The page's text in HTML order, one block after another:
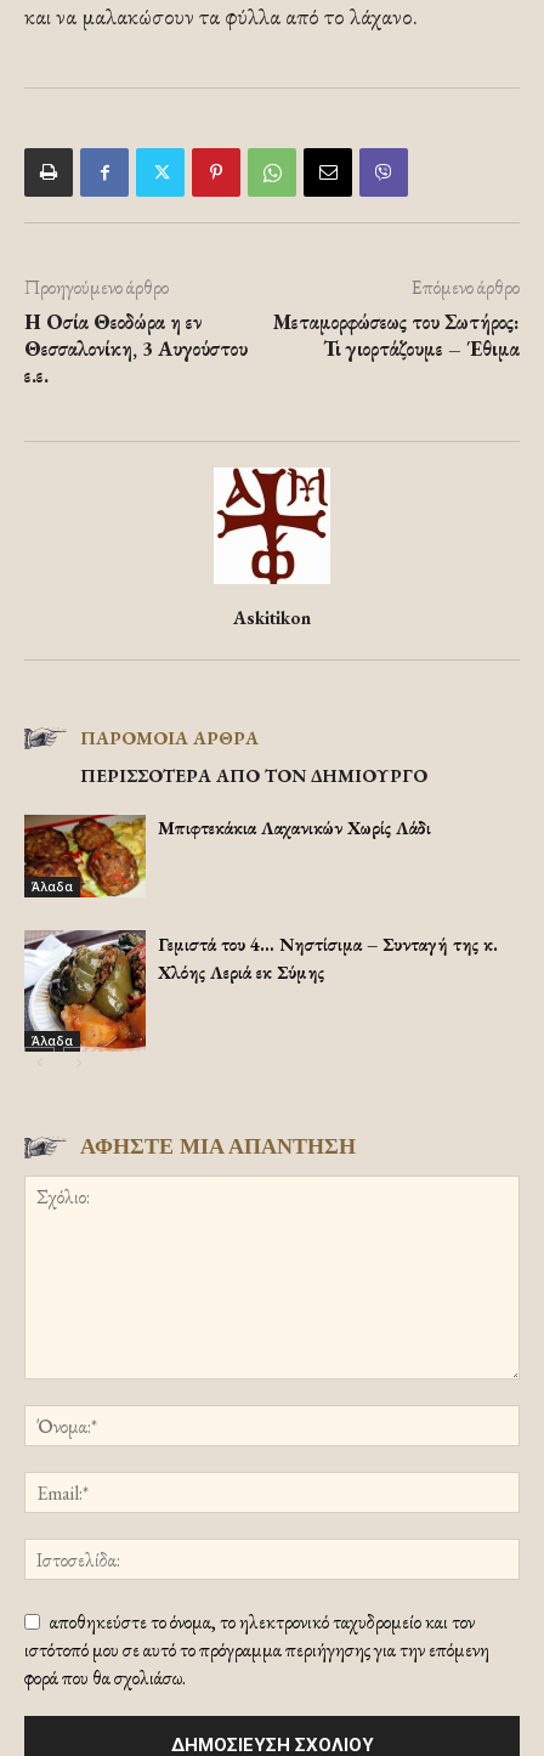
και να μαλακώσουν τα φύλλα από το λάχανο.
Προηγούμενο άρθρο
Η Οσία Θεοδώρα η εν
Θεσσαλονίκη, 3 Αυγούστου
ε.ε.
Επόμενο άρθρο
Μεταμορφώσεως του Σωτήρος:
Τι γιορτάζουμε – Έθιμα
Askitikon
ΠΑΡΟΜΟΙΑ ΑΡΘΡΑ
ΠΕΡΙΣΣΟΤΕΡΑ ΑΠΟ ΤΟΝ ΔΗΜΙΟΥΡΓΟ
Άλαδα
Μπιφτεκάκια Λαχανικών Χωρίς Λάδι
Άλαδα
Γεμιστά του 4… Νηστίσιμα – Συνταγή της κ.
Χλόης Λεριά εκ Σύμης
ΑΦΗΣΤΕ ΜΙΑ ΑΠΑΝΤΗΣΗ
αποθηκεύστε το όνομα, το ηλεκτρονικό ταχυδρομείο και τον
ιστότοπό μου σε αυτό το πρόγραμμα περιήγησης για την επόμενη
φορά που θα σχολιάσω.